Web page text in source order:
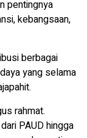
pentingnya
kebangsaan,
berbagai
yang selama
rahmat.
PAUD hingga